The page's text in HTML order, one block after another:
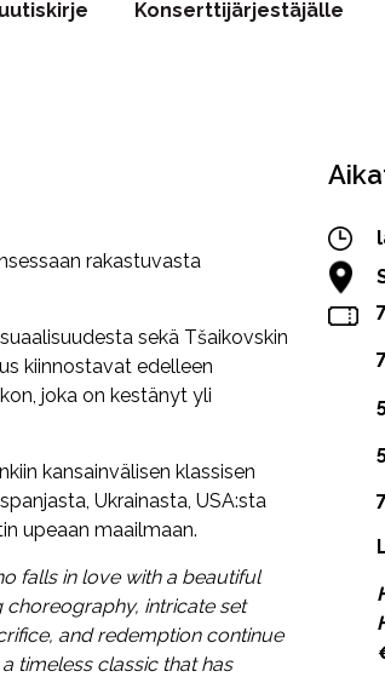
Konserttijärjestäjälle
rakastuvasta
sekä Tšaikovskin
kiinnostavat edelleen
joka on kestänyt yli
kansainvälisen klassisen
Ukrainasta, USA:sta
upeaan maailmaan.
falls in love with a beautiful
choreography, intricate set
and redemption continue
timeless classic that has